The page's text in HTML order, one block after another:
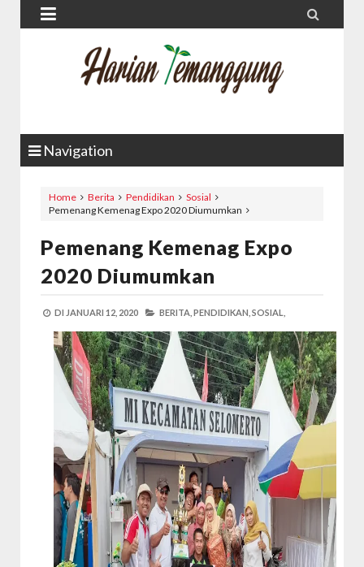
 
Navigation
Home Berita Pendidikan
Sosial
Pemenang Kemenag Expo 2020 Diumumkan
Pemenang Kemenag Expo
2020 Diumumkan
DI JANUARI 12, 2020 BERITA, PENDIDIKAN, SOSIAL,